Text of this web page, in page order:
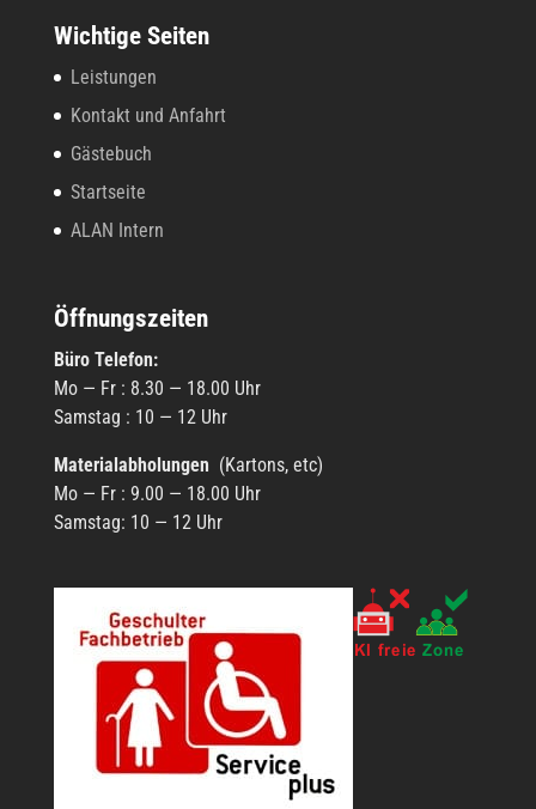
Wichtige Seiten
Leistungen
Kontakt und Anfahrt
Gästebuch
Startseite
ALAN Intern
Öffnungszeiten
Büro Tele­fon:
Mo — Fr : 8.30 — 18.00 Uhr
Sams­tag : 10 — 12 Uhr
Mate­ri­al­ab­ho­lun­gen (Kartons, etc)
Mo — Fr : 9.00 — 18.00 Uhr
Sams­tag: 10 — 12 Uhr